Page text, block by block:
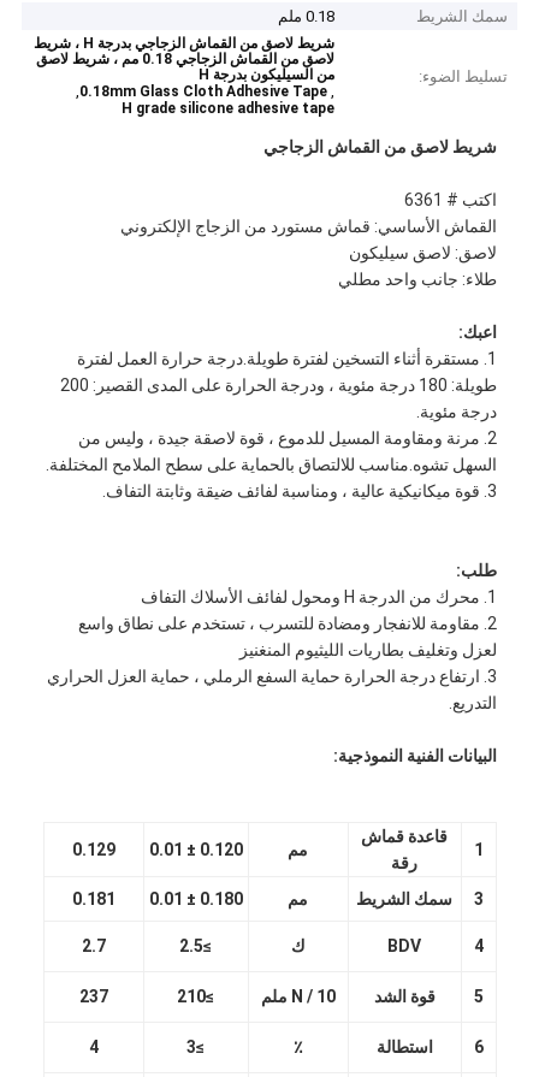
سمك الشريط
0.18 ملم
تسليط الضوء:
شريط لاصق من القماش الزجاجي بدرجة H ، شريط
لاصق من القماش الزجاجي 0.18 مم ، شريط لاصق
من السيليكون بدرجة H
,
0.18mm Glass Cloth Adhesive Tape
,
H grade silicone adhesive tape
شريط لاصق من القماش الزجاجي
اكتب # 6361
القماش الأساسي: قماش مستورد من الزجاج الإلكتروني
لاصق: لاصق سيليكون
طلاء: جانب واحد مطلي
اعبك:
1. مستقرة أثناء التسخين لفترة طويلة.درجة حرارة العمل لفترة
طويلة: 180 درجة مئوية ، ودرجة الحرارة على المدى القصير: 200
درجة مئوية.
2. مرنة ومقاومة المسيل للدموع ، قوة لاصقة جيدة ، وليس من
السهل تشوه.مناسب للالتصاق بالحماية على سطح الملامح المختلفة.
3. قوة ميكانيكية عالية ، ومناسبة لفائف ضيقة وثابتة التفاف.
طلب:
1. محرك من الدرجة H ومحول لفائف الأسلاك التفاف
2. مقاومة للانفجار ومضادة للتسرب ، تستخدم على نطاق واسع
لعزل وتغليف بطاريات الليثيوم المنغنيز
3. ارتفاع درجة الحرارة حماية السفع الرملي ، حماية العزل الحراري
التدريع.
البيانات الفنية النموذجية:
1
قاعدة قماش
رقة
مم 0.120 ± 0.01
0.129
3 سمك الشريط مم 0.180 ± 0.01
0.181
4
BDV ك ≥2.5
2.7
5 قوة الشد N / 10 ملم ≥210
237
6 استطالة ٪ ≥3
4